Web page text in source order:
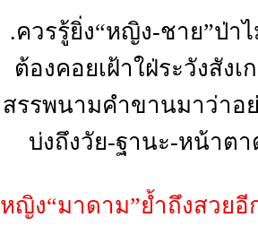
.ควรรู้ยิ่ง“หญิง-ชาย”ป่าไ
ต้องคอยเฝ้าใฝ่ระวังสังเ
สรรพนามคำขานมาว่าอ
บ่งถึงวัย-ฐานะ-หน้าต
หญิง“มาดาม”ย้ำถึงสวยอี